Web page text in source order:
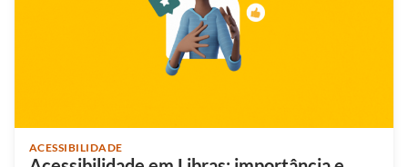
ACESSIBILIDADE